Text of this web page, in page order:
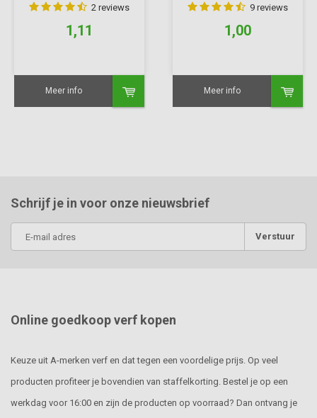
2 reviews
1,11
Meer info
9 reviews
1,00
Meer info
Schrijf je in voor onze nieuwsbrief
Verstuur
Online goedkoop verf kopen
Keuze uit A-merken verf en dat tegen een voordelige prijs. Op veel
producten profiteer je bovendien van staffelkorting. Bestel je op een
werkdag voor 16:00 en zijn de producten op voorraad? Dan ontvang je